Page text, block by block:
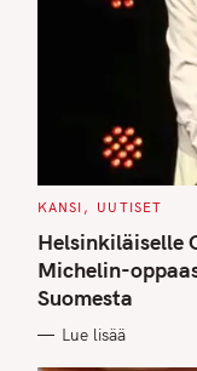
C
T
E
G
O
R
I
S
KANSI UUTISET
Helsinkiläiselle
Michelin-
Suomesta
Lue lisää